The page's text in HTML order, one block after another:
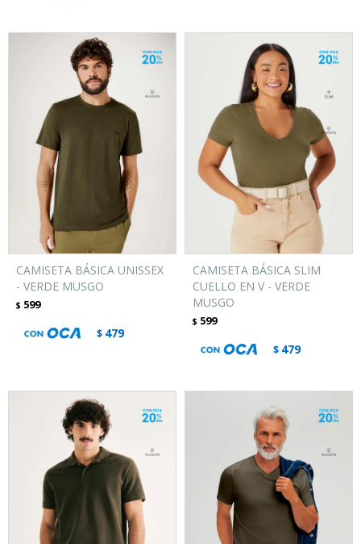
CAMISETA BÁSICA UNISSEX
- VERDE MUSGO
$ 599
$ 479
CAMISETA BÁSICA SLIM
CUELLO EN V - VERDE
MUSGO
$ 599
$ 479